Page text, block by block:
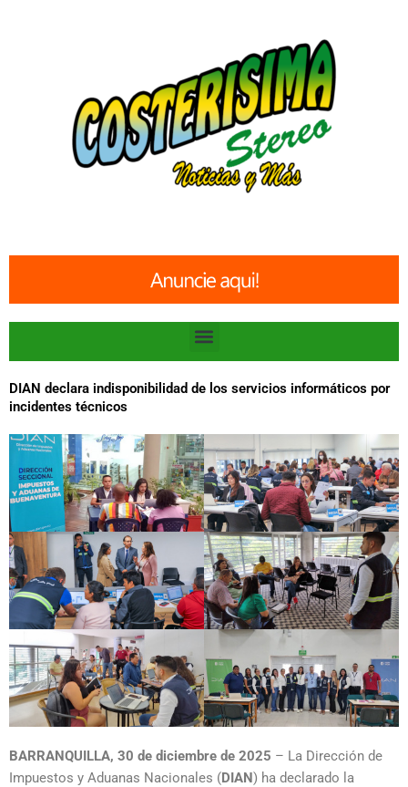
Menu
DIAN declara indisponibilidad de los servicios informáticos por
incidentes técnicos
BARRANQUILLA, 30 de diciembre de 2025 – La Dirección de
Impuestos y Aduanas Nacionales (DIAN) ha declarado la